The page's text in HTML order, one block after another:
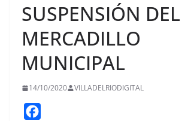
SUSPENSIÓN DEL
MERCADILLO
MUNICIPAL
14/10/2020 VILLADELRIODIGITAL